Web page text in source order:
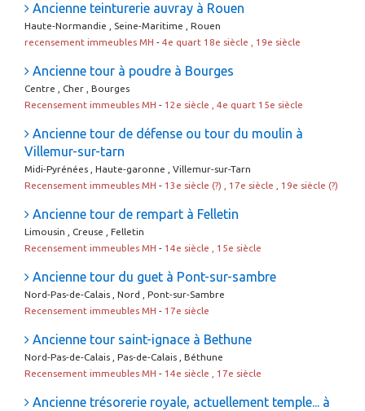
Ancienne teinturerie auvray à Rouen
Haute-Normandie , Seine-Maritime , Rouen
recensement immeubles MH - 4e quart 18e siècle , 19e siècle
Ancienne tour à poudre à Bourges
Centre , Cher , Bourges
Recensement immeubles MH - 12e siècle , 4e quart 15e siècle
Ancienne tour de défense ou tour du moulin à
Villemur-sur-tarn
Midi-Pyrénées , Haute-garonne , Villemur-sur-Tarn
Recensement immeubles MH - 13e siècle (?) , 17e siècle , 19e siècle (?)
Ancienne tour de rempart à Felletin
Limousin , Creuse , Felletin
Recensement immeubles MH - 14e siècle , 15e siècle
Ancienne tour du guet à Pont-sur-sambre
Nord-Pas-de-Calais , Nord , Pont-sur-Sambre
Recensement immeubles MH - 17e siècle
Ancienne tour saint-ignace à Bethune
Nord-Pas-de-Calais , Pas-de-Calais , Béthune
Recensement immeubles MH - 14e siècle , 17e siècle
Ancienne trésorerie royale, actuellement temple... à